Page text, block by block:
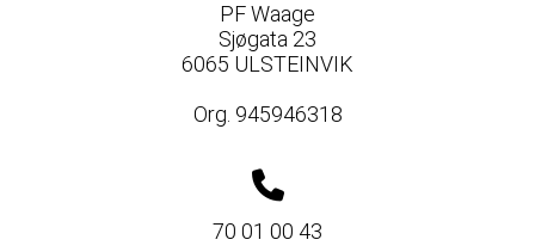
PF Waage
Sjøgata 23
6065 ULSTEINVIK
Org. 945946318
70 01 00 43